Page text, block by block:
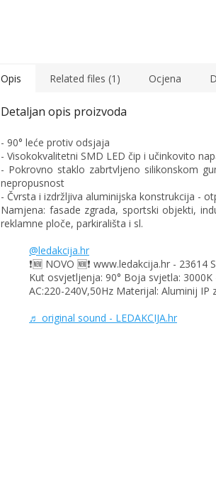
Opis Related files (1) Ocjena
- 90° leće protiv odsjaja
- Visokokvalitetni SMD LED čip i učinkovito
- Pokrovno staklo zabrtvljeno silikonskom
nepropusnost
- Čvrsta i izdržljiva aluminijska konstrukcija -
Namjena: fasade zgrada, sportski objekti,
reklamne ploče, parkirališta i sl.
@ledakcija.hr
❗🆕 NOVO 🆕❗ www.ledakcija.hr -
Kut osvjetljenja: 90° Boja svjetla:
AC:220-240V,50Hz Materijal: Aluminij IP
♬ original sound - LEDAKCIJA.hr